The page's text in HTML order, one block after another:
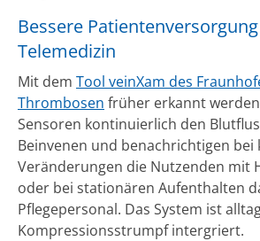
Bessere
Telemedizin
Mit dem Tool veinXam des
Thrombosen früher erkannt
Sensoren kontinuierlich den
Beinvenen und benachrichtigen bei
Veränderungen die Nutzenden mit
oder bei stationären Aufenthalten
Pflegepersonal. Das System ist
Kompressionsstrumpf intergriert.